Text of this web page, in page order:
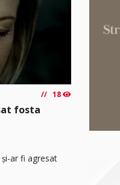
18
fosta
ar fi agresat